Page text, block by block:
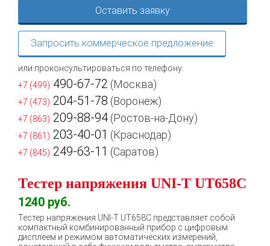
Оставить заявку
Запросить коммерческое предложение
или проконсультироваться по телефону:
+7 (499) 490-67-72 (Москва)
+7 (473) 204-51-78 (Воронеж)
+7 (863) 209-88-94 (Ростов-на-Дону)
+7 (861) 203-40-01 (Краснодар)
+7 (845) 249-63-11 (Саратов)
Тестер напряжения UNI-T UT658C
1240 руб.
Тестер напряжения UNI-T UT658C представляет собой
компактный комбинированный прибор с цифровым
дисплеем и режимом автоматических измерений,